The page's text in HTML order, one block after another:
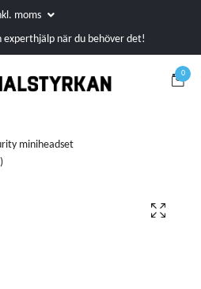
moms
experthjälp när du behöver det!
0
miniheadset